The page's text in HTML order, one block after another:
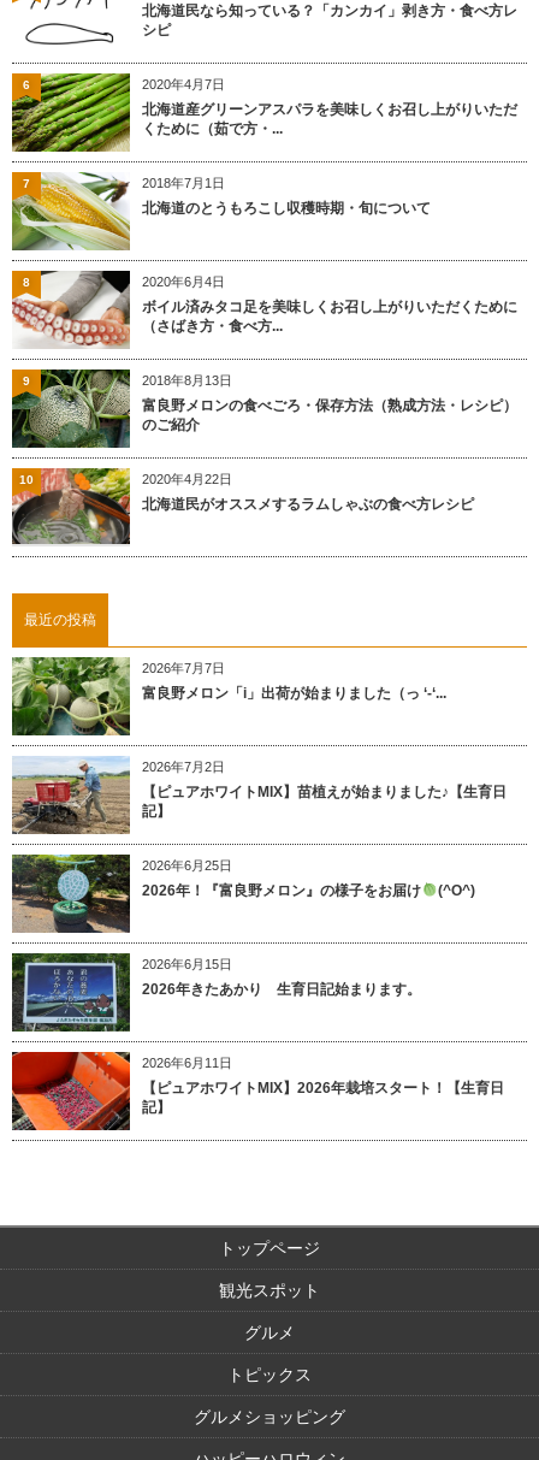
北海道民なら知っている？「カンカイ」剥き方・食べ方レ
シピ
2020年4月7日
北海道産グリーンアスパラを美味しくお召し上がりいただ
くために（茹で方・...
6
2018年7月1日
北海道のとうもろこし収穫時期・旬について
7
2020年6月4日
ボイル済みタコ足を美味しくお召し上がりいただくために
（さばき方・食べ方...
8
2018年8月13日
富良野メロンの食べごろ・保存方法（熟成方法・レシピ）
のご紹介
9
2020年4月22日
北海道民がオススメするラムしゃぶの食べ方レシピ
10
最近の投稿
2026年7月7日
富良野メロン「i」出荷が始まりました（っ ‘-‘...
2026年7月2日
【ピュアホワイトMIX】苗植えが始まりました♪【生育日
記】
2026年6月25日
2026年！『富良野メロン』の様子をお届け (^O^)
2026年6月15日
2026年きたあかり 生育日記始まります。
2026年6月11日
【ピュアホワイトMIX】2026年栽培スタート！【生育日
記】
トップページ
観光スポット
グルメ
トピックス
グルメショッピング